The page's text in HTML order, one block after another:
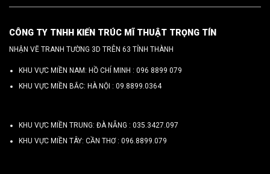
CÔNG TY TNHH KIẾN TRÚC MĨ THUẬT TRỌNG TÍN
NHẬN VẼ TRANH TƯỜNG 3D TRÊN 63 TỈNH THÀNH
KHU VỰC MIỀN NAM: HỒ CHÍ MINH : 096 8899 079
KHU VỰC MIỀN BẮC: HÀ NỘI : 09.8899.0364
KHU VỰC MIỀN TRUNG: ĐÀ NẴNG : 035.3427.097
KHU VỰC MIỀN TÂY: CẦN THƠ : 096.8899.079